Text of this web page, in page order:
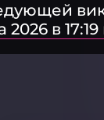
2026 в